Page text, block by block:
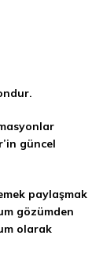
güncel
paylaşmak
gözümden
olarak